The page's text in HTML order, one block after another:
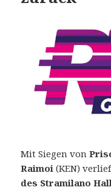
Mit Siegen von
Raimoi (KEN)
des Stramilano